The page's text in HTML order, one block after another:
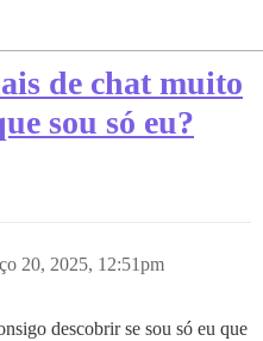
de chat muito
sou só eu?
20, 2025, 12:51pm
descobrir se sou só eu que